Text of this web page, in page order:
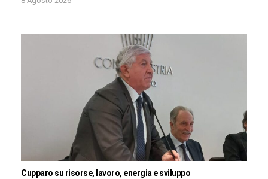
Cupparo su risorse, lavoro, energia e sviluppo